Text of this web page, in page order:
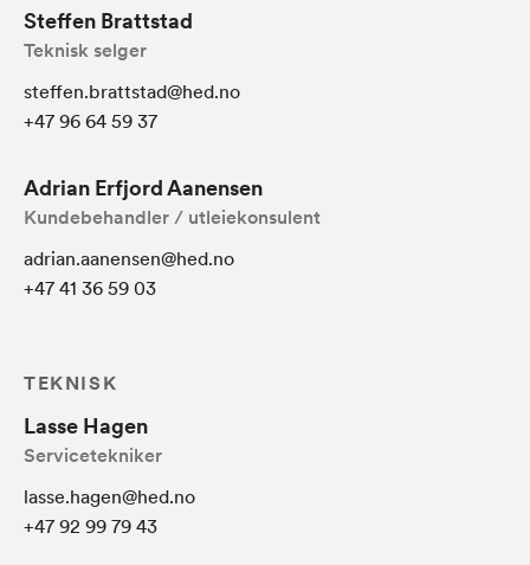
Steffen Brattstad
Teknisk selger
steffen.brattstad@hed.no
+47 96 64 59 37
Adrian Erfjord Aanensen
Kundebehandler / utleiekonsulent
adrian.aanensen@hed.no
+47 41 36 59 03
TEKNISK
Lasse Hagen
Servicetekniker
lasse.hagen@hed.no
+47 92 99 79 43